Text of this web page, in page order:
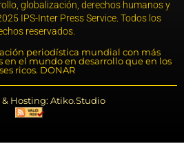
globalización, derechos humanos y
IPS-Inter Press Service. Todos los
reservados.
periodística mundial con más
en el mundo en desarrollo que en los
ricos. DONAR
& Hosting: Atiko.Studio